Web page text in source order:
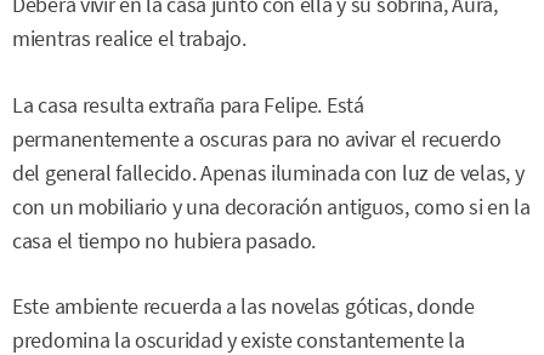
mientras realice el trabajo.
La casa resulta extraña para Felipe. Está
permanentemente a oscuras para no avivar el recuerdo
del general fallecido. Apenas iluminada con luz de velas, y
con un mobiliario y una decoración antiguos, como si en la
casa el tiempo no hubiera pasado.
Este ambiente recuerda a las novelas góticas, donde
predomina la oscuridad y existe constantemente la